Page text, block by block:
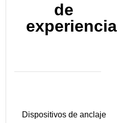
de
experiencia
Dispositivos de anclaje